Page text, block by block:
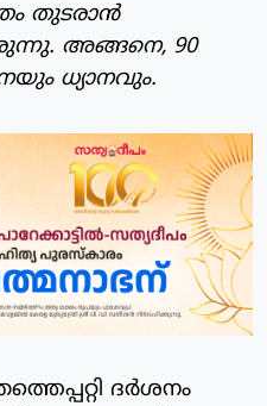
തുടരാന്‍
അങ്ങനെ, 90
ധ്യാനവും.
ദര്‍ശനം